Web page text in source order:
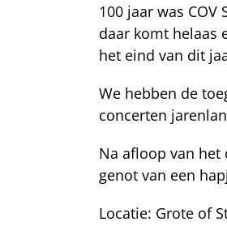
100 jaar was
daar komt helaas
het eind van dit
We hebben de
concerten
Na afloop van
genot van een
Locatie: Grote of